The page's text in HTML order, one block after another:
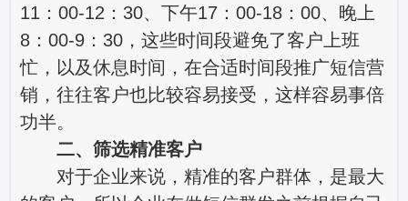
11：00-12：30、下午17：00-18：00、晚上
8：00-9：30，这些时间段避免了客户上班
忙，以及休息时间，在合适时间段推广短信营
销，往往客户也比较容易接受，这样容易事倍
功半。
二、筛选精准客户
对于企业来说，精准的客户群体，是最大